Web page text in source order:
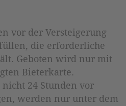
vor der Versteigerung
die erforderliche
Geboten wird nur mit
Bieterkarte.
24 Stunden vor
werden nur unter dem